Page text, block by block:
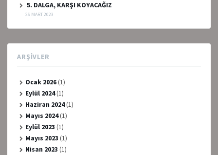
5. DALGA, KARŞI KOYACAĞIZ
26 MART 2023
ARŞIVLER
Ocak 2026(1)
Eylül 2024(1)
Haziran 2024(1)
Mayıs 2024(1)
Eylül 2023 (1)
Mayıs 2023 (1)
Nisan 2023 (1)